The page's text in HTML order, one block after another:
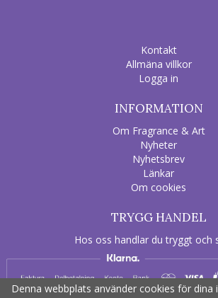
Kontakt
Allmäna villkor
Logga in
INFORMATION
Om Fragrance & Art
Nyheter
Nyhetsbrev
Länkar
Om cookies
TRYGG HANDEL
Hos oss handlar du tryggt och
Denna webbplats använder cookies för dina